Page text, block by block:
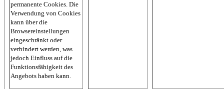
permanente Cookies. Die
Verwendung von Cookies
kann über die
Browsereinstellungen
eingeschränkt oder
verhindert werden, was
jedoch Einfluss auf die
Funktionsfähigkeit des
Angebots haben kann.